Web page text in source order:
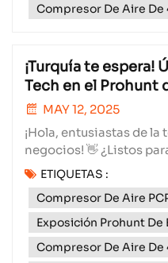
Compresor De Aire De
¡Turquía te espera!
Tech en el Prohunt
MAY 12, 2025
¡Hola, entusiastas de
negocios! 👋 ¿Listos
corazón de Turquía?
Technology Co., Ltd. se
eventos más
Prohunt, ¡y les
Del 28 al...
ETIQUETAS :
Compresor De Aire
Exposición Prohunt De
Compresor De Aire De